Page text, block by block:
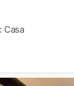
Casa